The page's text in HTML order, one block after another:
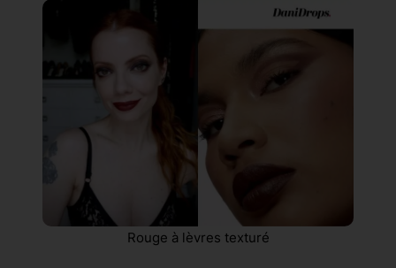
Rouge à lèvres texturé